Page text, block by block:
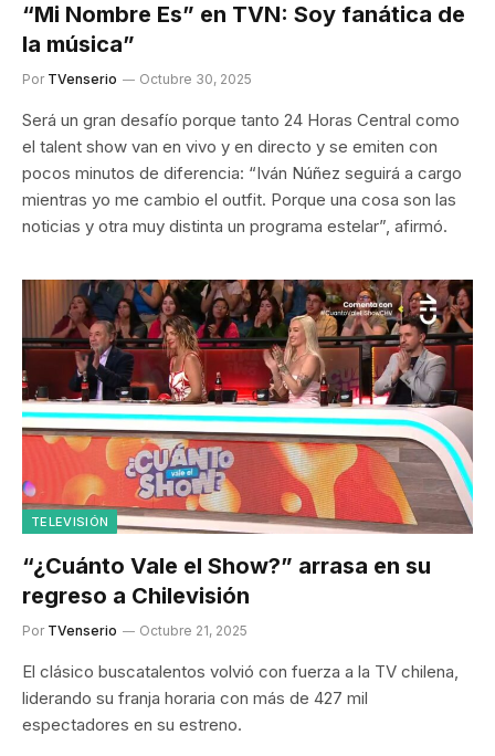
“Mi Nombre Es” en TVN: Soy fanática de
la música”
Por TVenserio Octubre 30, 2025
Será un gran desafío porque tanto 24 Horas Central como
el talent show van en vivo y en directo y se emiten con
pocos minutos de diferencia: “Iván Núñez seguirá a cargo
mientras yo me cambio el outfit. Porque una cosa son las
noticias y otra muy distinta un programa estelar”, afirmó.
TELEVISIÓN
“¿Cuánto Vale el Show?” arrasa en su
regreso a Chilevisión
Por TVenserio Octubre 21, 2025
El clásico buscatalentos volvió con fuerza a la TV chilena,
liderando su franja horaria con más de 427 mil
espectadores en su estreno.